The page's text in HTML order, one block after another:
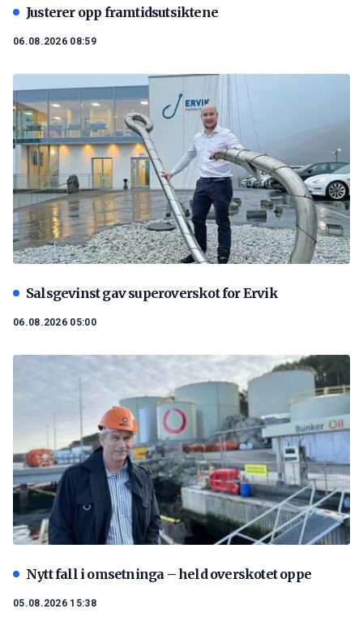
Justerer opp framtidsutsiktene
06.08.2026 08:59
Salsgevinst gav superoverskot for Ervik
06.08.2026 05:00
Nytt fall i omsetninga – held overskotet oppe
05.08.2026 15:38